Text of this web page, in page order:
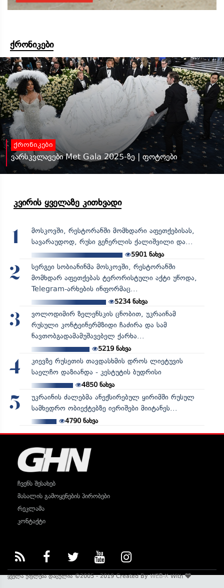
ქრონიკები
ქრონიკები
ვარსკვლავები Met Gala 2025-ზე | ფოტოები
კვირის ყველაზე კითხვადი
1
მოსკოვში, რესტორანში მომხდარი აფეთქებისას,
სავარაუდოდ, რუსი გენერლის ქალიშვილი და...
5901 ნახვა
2
სერგეი სობიანინმა მოსკოვში, რესტორანში
მომხდარ აფეთქებას ტერორისტული აქტი უწოდა,
Telegram-არხების ინფორმაც...
5234ნახვა
3
ვოლოდიმირ ზელენსკის ცნობით, უკრაინამ
რუსული კონტეინერმზიდი ჩაძირა და სამ
ნავთობგადამამუშავებელ ქარხა...
5219ნახვა
4
კიევზე რუსეთის თავდასხმის დროს ლიეტუვის
საელჩო დაზიანდა - კესტუტის ბუდრისი
4850ნახვა
5
უკრაინის ძალებმა ანექსირებულ ყირიმში რუსულ
სამხედრო ობიექტებზე იერიშები მიიტანეს...
4790ნახვა
ჩვენს შესახებ
მასალის გამოყენების პირობები
რეკლამა
კონტაქტი
ყველა უფლება დაცულია ©2005 - 2019 Created ByWEB-XWith